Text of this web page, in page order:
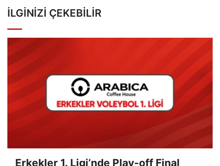
İLGINIZI ÇEKEBILIR
Erkekler 1. Ligi’nde Play-off Final